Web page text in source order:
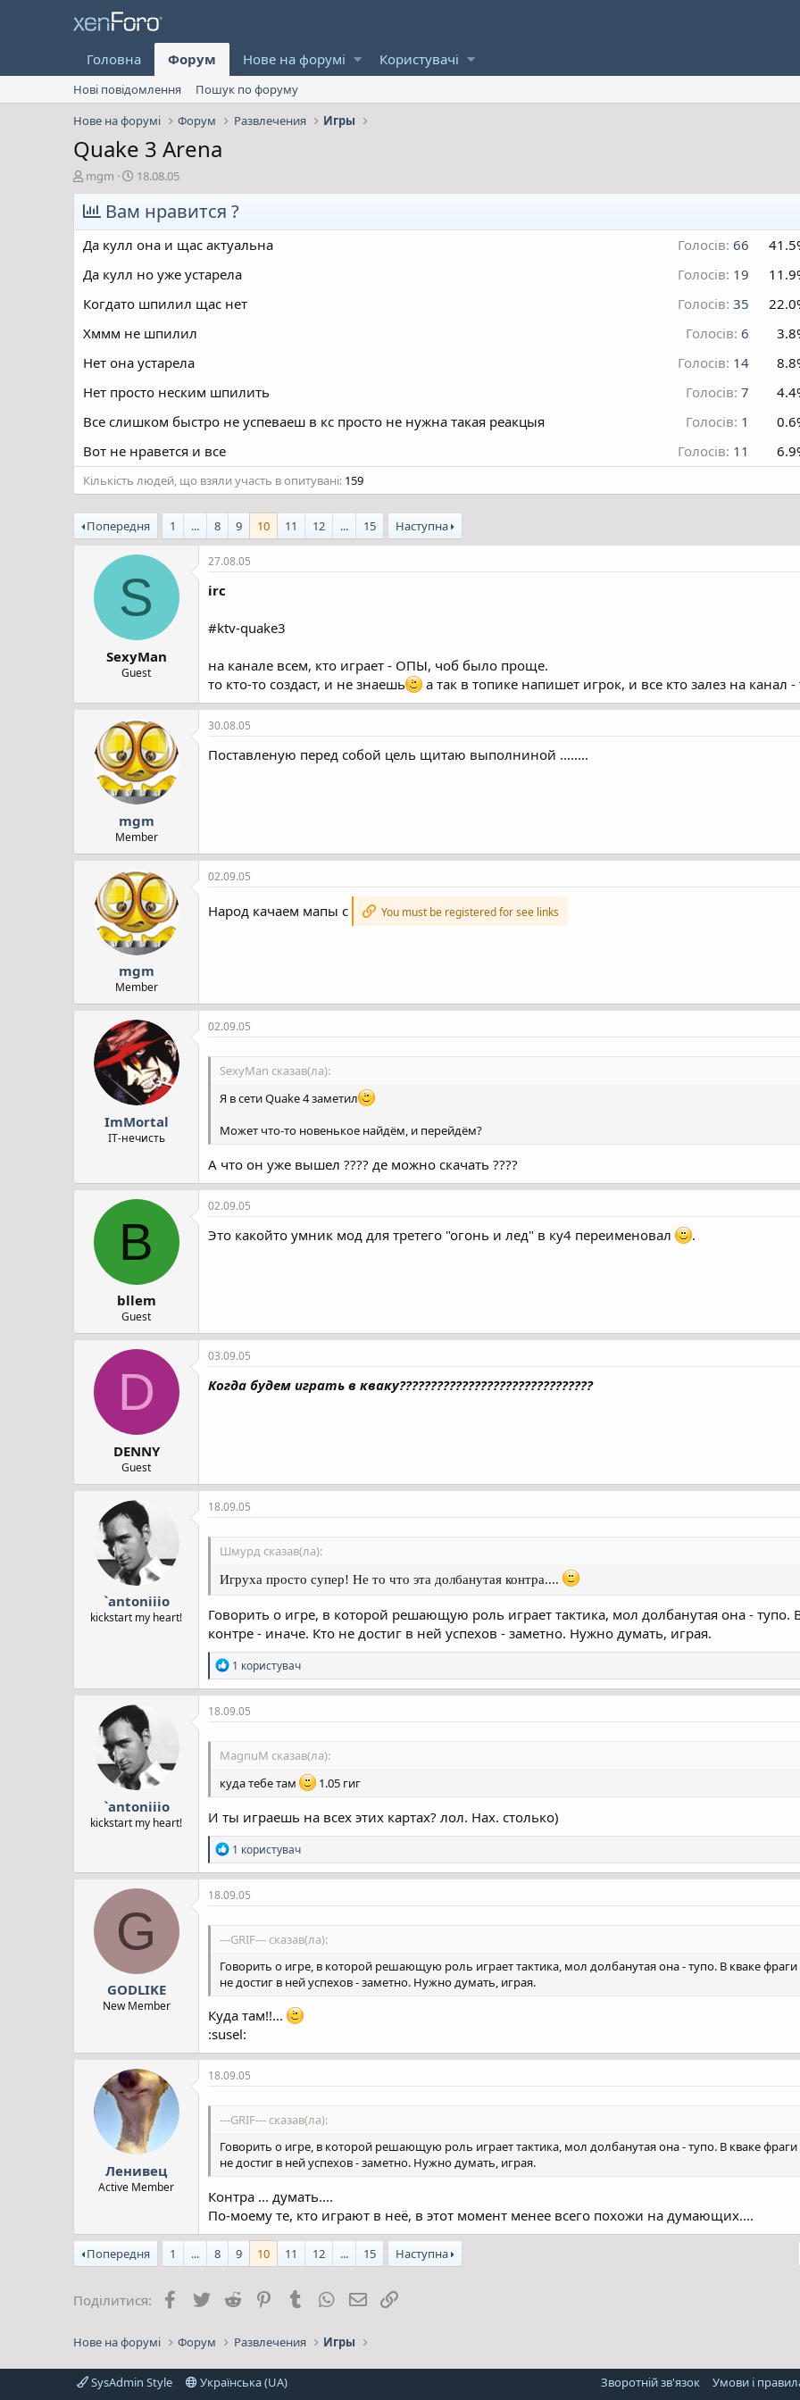
Головна Форум Нове на форумі Користувачі
Нові повідомлення
Пошук по форуму
Нове на форумі
Форум Развлечения Игры
Quake 3 Arena
А
в
т
о
р
т
е
м
и
mgm
Д
а
т
а
с
т
в
р
н
я
18.08.05
Вам нравится ?
Да кулл она и щас актуальна Голосів: 66
Да кулл но уже устарела
Голосів: 19
Когдато шпилил щас нет
Голосів: 35
Хммм не шпилил
Голосів: 6
Нет она устарела
Голосів: 14
Нет просто неским шпилить
Голосів: 7
Все слишком быстро не успеваеш в кс просто не нужна такая реакцыя
Голосів: 1
Вот не нравется и все
Голосів: 11
Кількість людей, що взяли участь в опитувані 159
Попередня 1 ... 8 9 10 11 12 ... 15 Наступна
S
SexyMan
Guest
27.08.05
irc
#ktv-quake3
на канале всем, кто играет - ОПЫ, чоб было проще.
то кто-то создаст, и не знаешь
а так в топике напишет игрок, и все кто залез на канал
mgm
Member
30.08.05
Поставленую перед собой цель щитаю выполниной ........
mgm
Member
02.09.05
Народ качаем мапы с You must be registered for see links
ImMortal
IT-нечисть
02.09.05
SexyMan сказав(ла):
Я в сети Quake 4 заметил
Может что-то новенькое найдём, и перейдём?
А что он уже вышел ???? де можно скачать ????
B
bllem
Guest
02.09.05
Это какойто умник мод для третего "огонь и лед" в ку4 переименовал .
D
DENNY
Guest
03.09.05
Когда будем играть в кваку???????????????????????????????
`antoniiio
kickstart my heart!
18.09.05
Шмурд сказав(ла):
Игруха просто супер! Не то что эта долбанутая контра....
Говорить о игре, в которой решающую роль играет тактика, мол долбанутая она -
контре - иначе. Кто не достиг в ней успехов - заметно. Нужно думать, играя.
Р
е
а
к
:
1 користувач
`antoniiio
kickstart my heart!
18.09.05
MagnuM сказав(ла):
куда тебе там
1.05 гиг
И ты играешь на всех этих картах? лол. Нах. столько)
Р
е
а
к
ї
:
1 користувач
G
GODLIKE
New Member
18.09.05
---GRIF--- сказав(ла):
Говорить о игре, в которой решающую роль играет тактика, мол долбанутая она - тупо. В кваке
не достиг в ней успехов - заметно. Нужно думать, играя.
Куда там!!...
:susel:
Ленивец
Active Member
18.09.05
---GRIF--- сказав(ла):
Говорить о игре, в которой решающую роль играет тактика, мол долбанутая она - тупо. В кваке
не достиг в ней успехов - заметно. Нужно думать, играя.
Контра ... думать....
По-моему те, кто играют в неё, в этот момент менее всего похожи на думающих....
Попередня 1 ... 8 9 10 11 12 ... 15 Наступна
Поділитися: Facebook
TwitterReddit PinterestTumblr WhatsApp
E-mailПосилання
Нове на форумі Форум Развлечения Игры
SysAdmin Style Українська (UA) Зворотній зв'язок Умови і